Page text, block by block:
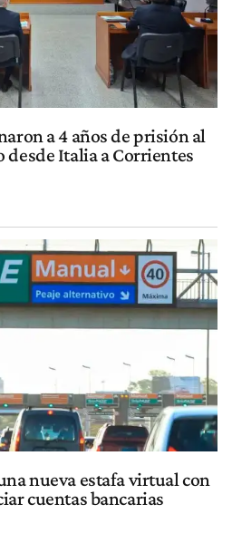
a 4 años de prisión al
Italia a Corrientes
nueva estafa virtual con
cuentas bancarias